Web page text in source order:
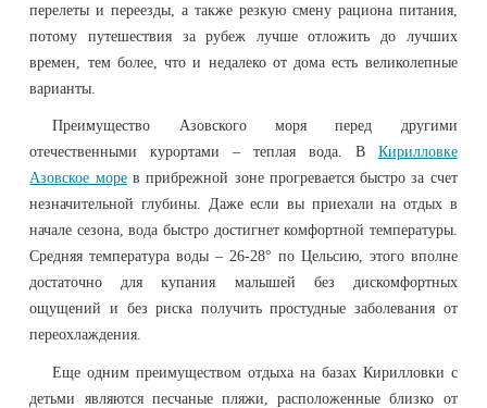
перелеты и переезды, а также резкую смену рациона питания,
потому путешествия за рубеж лучше отложить до лучших
времен, тем более, что и недалеко от дома есть великолепные
варианты.
Преимущество Азовского моря перед другими
отечественными курортами – теплая вода. В Кирилловке
Азовское морев прибрежной зоне прогревается быстро за счет
незначительной глубины. Даже если вы приехали на отдых в
начале сезона, вода быстро достигнет комфортной температуры.
Средняя температура воды – 26-28° по Цельсию, этого вполне
достаточно для купания малышей без дискомфортных
ощущений и без риска получить простудные заболевания от
переохлаждения.
Еще одним преимуществом отдыха на базах Кирилловки с
детьми являются песчаные пляжи, расположенные близко от